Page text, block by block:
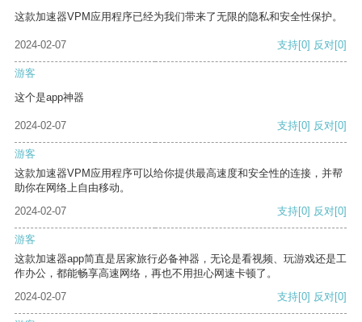
这款加速器VPM应用程序已经为我们带来了无限的隐私和安全性保护。
2024-02-07 支持[0] 反对[0]
游客
这个是app神器
2024-02-07 支持[0] 反对[0]
游客
这款加速器VPM应用程序可以给你提供最高速度和安全性的连接，并帮
助你在网络上自由移动。
2024-02-07
支持[0] 反对[0]
游客
这款加速器app简直是居家旅行必备神器，无论是看视频、玩游戏还是工
作办公，都能畅享高速网络，再也不用担心网速卡顿了。
2024-02-07
支持[0] 反对[0]